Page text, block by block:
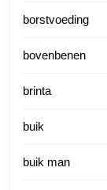
borstvoeding
bovenbenen
brinta
buik
buik man